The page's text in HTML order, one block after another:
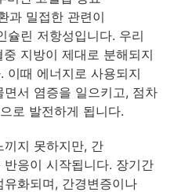
과 밀접한 관련이
슐린 저항성입니다. 우리
지방이 제대로 분해되지
이때 에너지로 사용되지
서 염증을 일으키고, 점차
로 발전하게 됩니다.
지 못하지만, 간
응이 시작됩니다. 장기간
화되며, 간경변증이나